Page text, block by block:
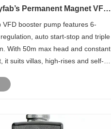
Permanent Magnet VFD
VFD booster pump features 6-
auto start-stop and triple
With 50m max head and constant
it suits villas, high-rises and self-